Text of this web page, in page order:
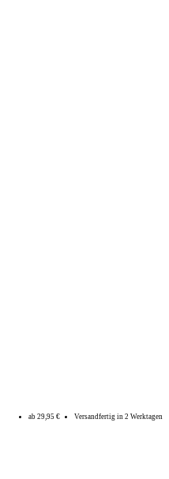
ab 29,95 € Versandfertig in 2 Werktagen